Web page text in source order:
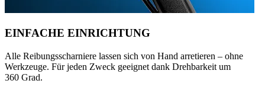
EINFACHE EINRICHTUNG
Alle Reibungsscharniere lassen sich von Hand arretieren – ohne
Werkzeuge. Für jeden Zweck geeignet dank Drehbarkeit um
360 Grad.